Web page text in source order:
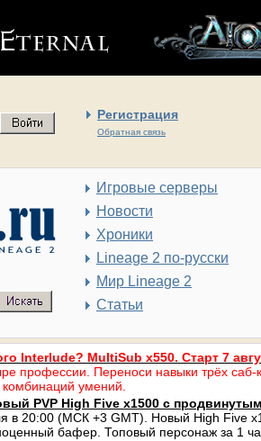
Регистрация
Обратная связь
Игровые серверы
Новости
Хроники
Lineage 2 по-русски
Мир Lineage 2
Статьи
Interlude? MultiSub x550. Старт 7
профессии. Переноси навыки трёх саб-
умений.
PVP High Five x1500 с
в 20:00 (МСК +3 GMT). Новый High Five
бафер. Топовый персонаж за 1